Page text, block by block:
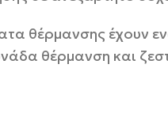
θέρμανσης έχουν
θέρμανση και